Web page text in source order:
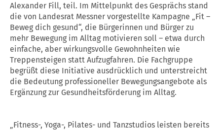
Alexander Fill, teil. Im Mittelpunkt des Gesprächs stand
die von Landesrat Messner vorgestellte Kampagne „Fit –
Beweg dich gesund“, die Bürgerinnen und Bürger zu
mehr Bewegung im Alltag motivieren soll – etwa durch
einfache, aber wirkungsvolle Gewohnheiten wie
Treppensteigen statt Aufzugfahren. Die Fachgruppe
begrüßt diese Initiative ausdrücklich und unterstreicht
die Bedeutung professioneller Bewegungsangebote als
Ergänzung zur Gesundheitsförderung im Alltag.
„Fitness-, Yoga-, Pilates- und Tanzstudios leisten bereits